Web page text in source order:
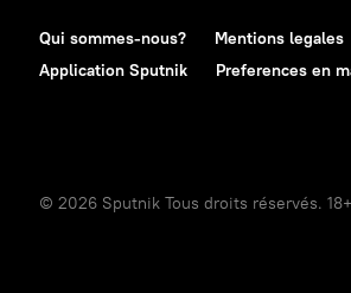
Qui sommes-nous? Mentions legales
Application Sputnik
Preferences en
© 2026 Sputnik Tous droits réservés. 18+